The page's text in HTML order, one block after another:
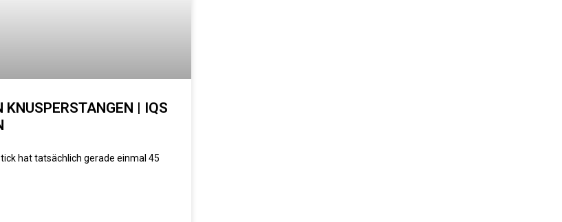
KNUSPERSTANGEN | IQS
hat tatsächlich gerade einmal 45